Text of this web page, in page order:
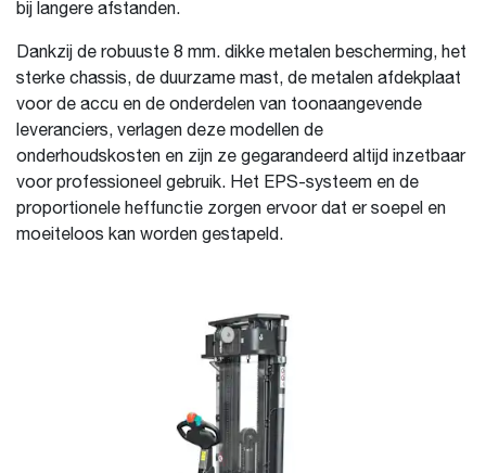
bij langere afstanden.
Dankzij de robuuste 8 mm. dikke metalen bescherming, het
sterke chassis, de duurzame mast, de metalen afdekplaat
voor de accu en de onderdelen van toonaangevende
leveranciers, verlagen deze modellen de
onderhoudskosten en zijn ze gegarandeerd altijd inzetbaar
voor professioneel gebruik. Het EPS-systeem en de
proportionele heffunctie zorgen ervoor dat er soepel en
moeiteloos kan worden gestapeld.